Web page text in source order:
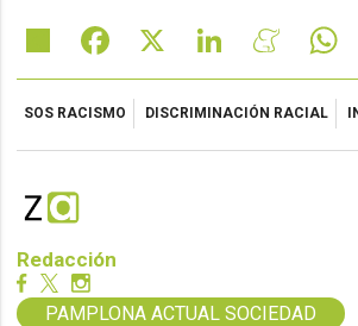
Share Facebook LinkedIn
SOS RACISMO DISCRIMINACIÓN RACIAL
Redacción
PAMPLONA ACTUAL SOCIEDAD